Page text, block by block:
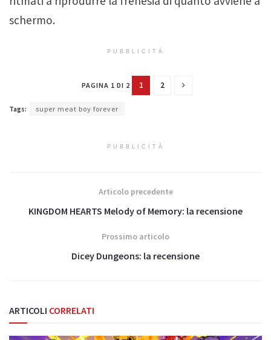
schermo.
PUBBLICITÀ
PAGINA 1 DI 2 1 2
Tags: super meat boy forever
PUBBLICITÀ
Articolo precedente
KINGDOM HEARTS Melody of Memory: la recensione
Prossimo articolo
Dicey Dungeons: la recensione
ARTICOLI CORRELATI